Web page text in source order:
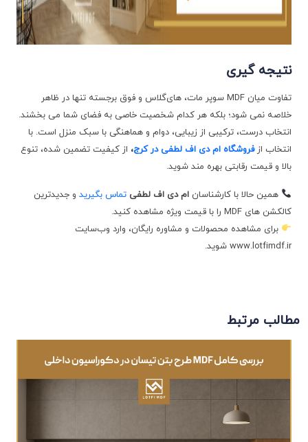
نتیجه ‌گیری
تفاوت میان MDF سوپر مات، های‌گلاس و فوق برجسته تنها در ظاهر
خلاصه نمی ‌شود؛ بلکه هر کدام شخصیت خاصی به فضای شما می ‌بخشند.
انتخاب درست، ترکیبی از زیبایی، دوام و هماهنگی با سبک منزل است. با
انتخاب ازفروشگاه ام ‌دی ‌اف لطفی در کرج، از کیفیت تضمین ‌شده، تنوع
بالا و قیمت رقابتی بهره‌ مند شوید.
همین حالا با کارشناسان ام ‌دی ‌اف لطفی تماس بگیریدو جدیدترین
کالکشن‌ های MDF را با قیمت ویژه مشاهده کنید.
برای مشاهده محصولات و مشاوره رایگان، وارد وب‌سایت
www.lotfimdf.ir شوید.
مطالب مرتبط